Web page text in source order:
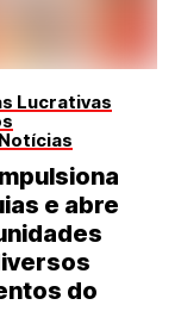
Lucrativas
e abre
do